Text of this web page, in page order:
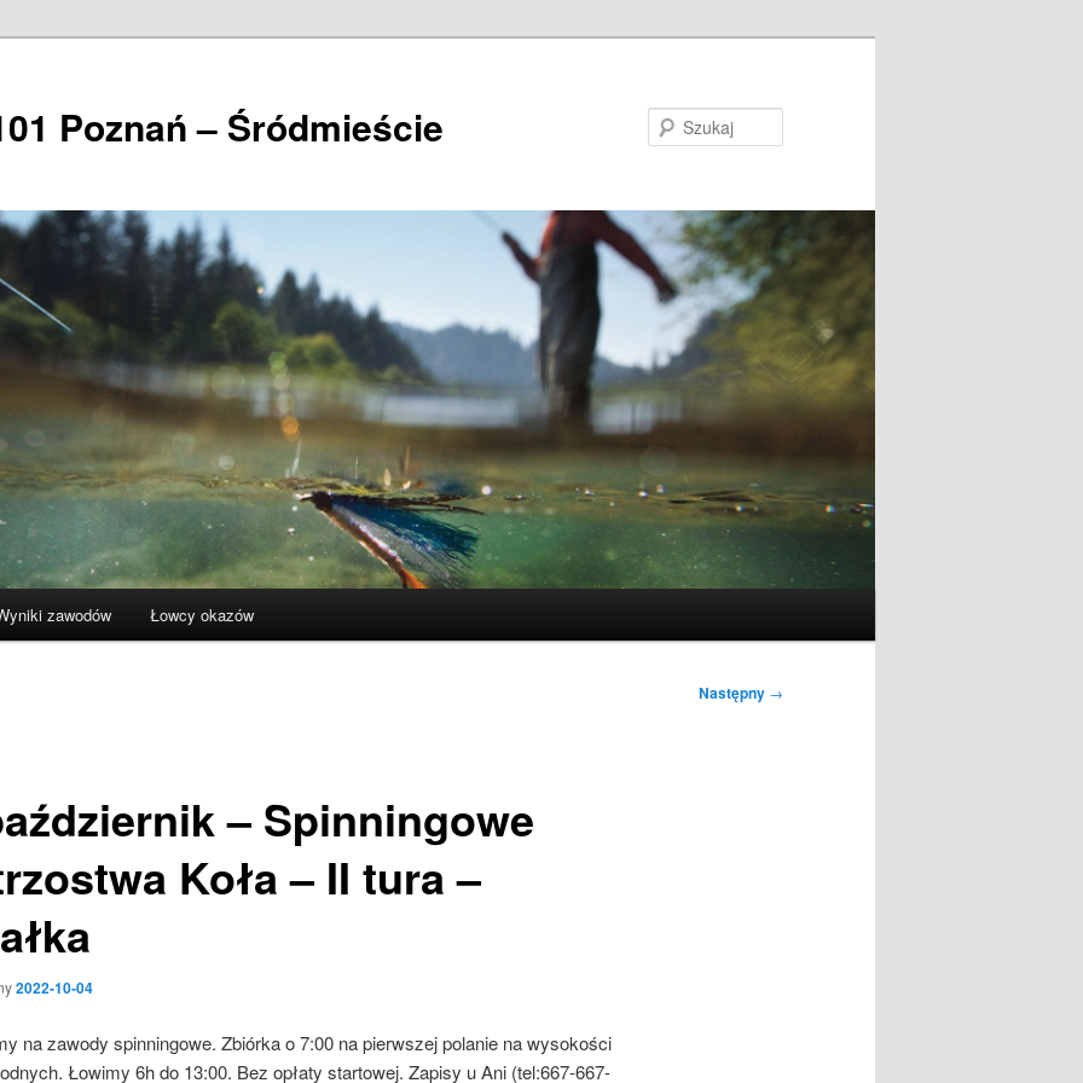
Poznań – Śródmieście
zawodów Łowcy okazów
Następny →
– Spinningowe
Koła – II tura –
2022-10-04
na zawody spinningowe. Zbiórka o 7:00 na pierwszej polanie na wysokości
Łowimy 6h do 13:00. Bez opłaty startowej. Zapisy u Ani (tel:667-667-